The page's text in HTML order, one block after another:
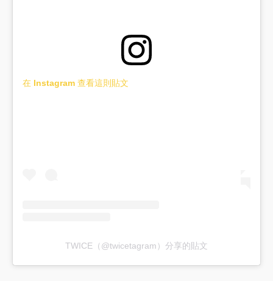
在 Instagram 查看這則貼文
TWICE（@twicetagram）分享的貼文